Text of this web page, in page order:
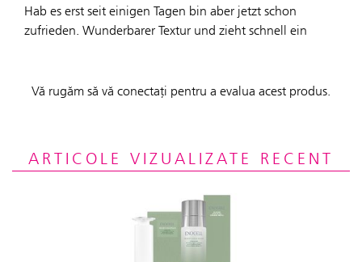
Hab es erst seit einigen Tagen bin aber jetzt schon
zufrieden. Wunderbarer Textur und zieht schnell ein
Vă rugăm să vă conectați pentru a evalua acest produs.
ARTICOLE VIZUALIZATE RECENT